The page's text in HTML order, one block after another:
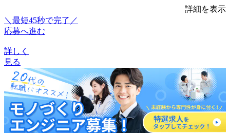
詳細を表示
＼最短45秒で完了／
応募へ進む
詳しく
見る